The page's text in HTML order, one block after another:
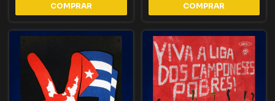
COMPRAR COMPRAR